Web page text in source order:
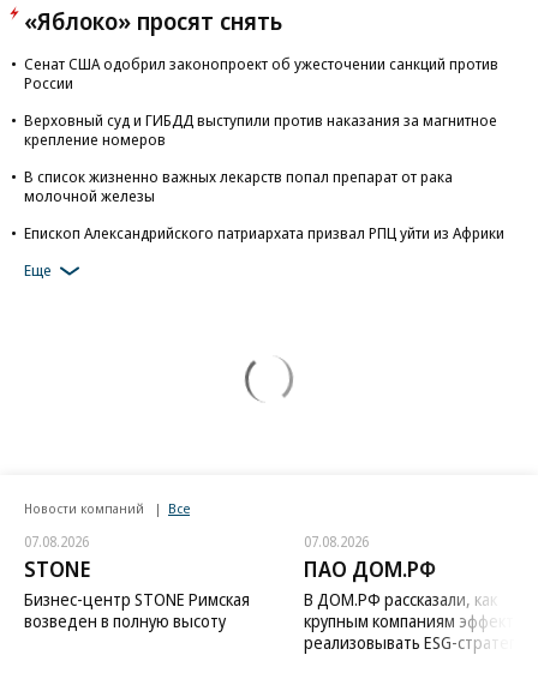
«Яблоко» просят снять
Сенат США одобрил законопроект об ужесточении санкций против
России
Верховный суд и ГИБДД выступили против наказания за магнитное
крепление номеров
В список жизненно важных лекарств попал препарат от рака
молочной железы
Епископ Александрийского патриархата призвал РПЦ уйти из Африки
Еще
Новости компаний Все
07.08.2026
STONE
Бизнес-центр STONE Римская
возведен в полную высоту
07.08.2026
ПАО ДОМ.РФ
В ДОМ.РФ рассказали, как
крупным компаниям
реализовывать ESG-стратегию